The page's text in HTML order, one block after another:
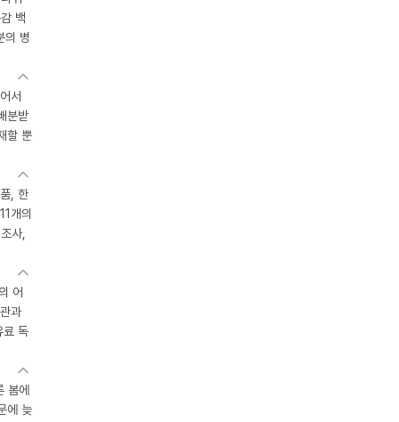
백
의 병
서
분받
할 뿐
, 한
개의
사,
어
과
료 독
봄에
에 늦